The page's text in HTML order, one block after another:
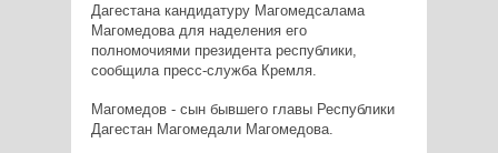
Дагестана кандидатуру Магомедсалама
Магомедова для наделения его
полномочиями президента республики,
сообщила пресс-служба Кремля.
Магомедов - сын бывшего главы Республики
Дагестан Магомедали Магомедова.